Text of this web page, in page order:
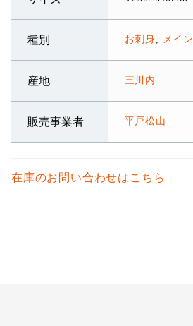
種別 お刺身 メイン
産地 三川内
販売事業者 平戸松山
在庫のお問い合わせはこちら